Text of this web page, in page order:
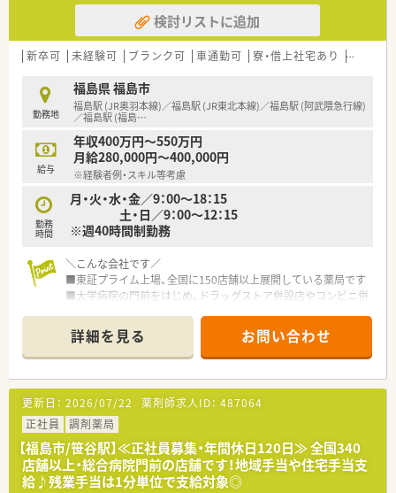
＼福利厚生について／
■薬剤師資格以外の資格に対しても手当を支給！
対象は「アロマテラピー検定」などにも及び、
■LTD制度あり！
病気やケガなどで働けないときの生活費をサポートしてくれ
る制度です
■住宅手当は20,000～40,000円支給（要件あり）
■産休･育休の取得率100%、復帰率96%！
復帰出来る環境づくりにも注力されています
＼研修等について／
■定期的な勉強会や外部研修にも積極的に参加のため、
薬剤師としての力が付けられる環境で鵜s
■中堅社員研修や管理者研修など、階層別での研修プログラムの
ほか、
薬局内での勉強会、学術大会への参加など、幅広い学びの場が
検討リストに追加
新卒可 未経験可 ブランク可 車通勤可 寮・借上社宅あり 住宅補
勤務地
福島県 福島市
福島駅 (JR奥羽本線)／福島駅 (JR東北本線)／福島駅 (阿武隈急行線)
／福島駅 (福島…
給与
年収400万円～550万円
月給280,000円～400,000円
※経験者例・スキル等考慮
勤務
時間
月・火・水・金／9：00～18：15
土・日／9：00～12：15
※週40時間制勤務
＼こんな会社です／
■東証プライム上場、全国に150店舗以上展開している薬局です
■大学病院の門前をはじめ、ドラッグストア併設店やコンビニ併
様々な形態の薬局を全国に展開しており、ご自身の興味に合わ
せて働けます
■ほぼ全店で「座り投薬」のため、患者様にしっかりと向き合っ
て服薬指導ができます
■年間休日は120日以上！近隣に複数店舗展開しており、
ヘルプ体制も整っているので、有休もとりやすい環境です
■それぞれのキャリアに応じて【マネジメント】と
専門性を極める【スペシャリスト】の2つのコースが用意されて
おり、
自己実現が叶えやすい体制です
詳細を見る お問い合わせ
更新日： 2026/07/22 薬剤師求人ID： 487064
正社員
調剤薬局
【福島市/笹谷駅】≪正社員募集・年間休日120日≫ 全国340
店舗以上・総合病院門前の店舗です！地域手当や住宅手当支
給♪残業手当は1分単位で支給対象◎